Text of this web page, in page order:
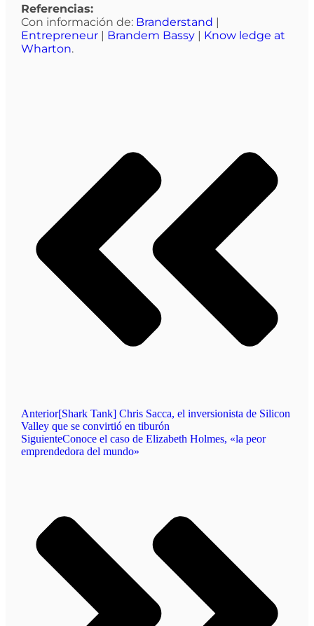
Referencias:
Con información de: Branderstand |
Entrepreneur| Brandem Bassy| Know ledge at
Wharton.
Anterior[Shark Tank] Chris Sacca, el inversionista de Silicon
Valley que se convirtió en tiburón
SiguienteConoce el caso de Elizabeth Holmes, «la peor
emprendedora del mundo»